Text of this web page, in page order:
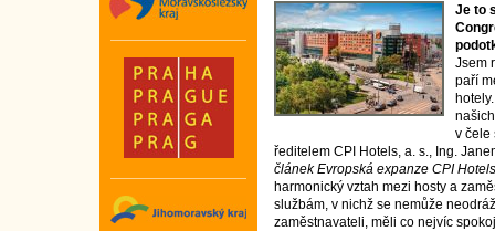
Je to
Jsem
paří
v čele
ředitelem CPI Hotels, a. s., Ing.
článek Evropská expanze CPI
harmonický vztah mezi hosty a
službám, v nichž se nemůže
zaměstnavateli, měli co nejvíc